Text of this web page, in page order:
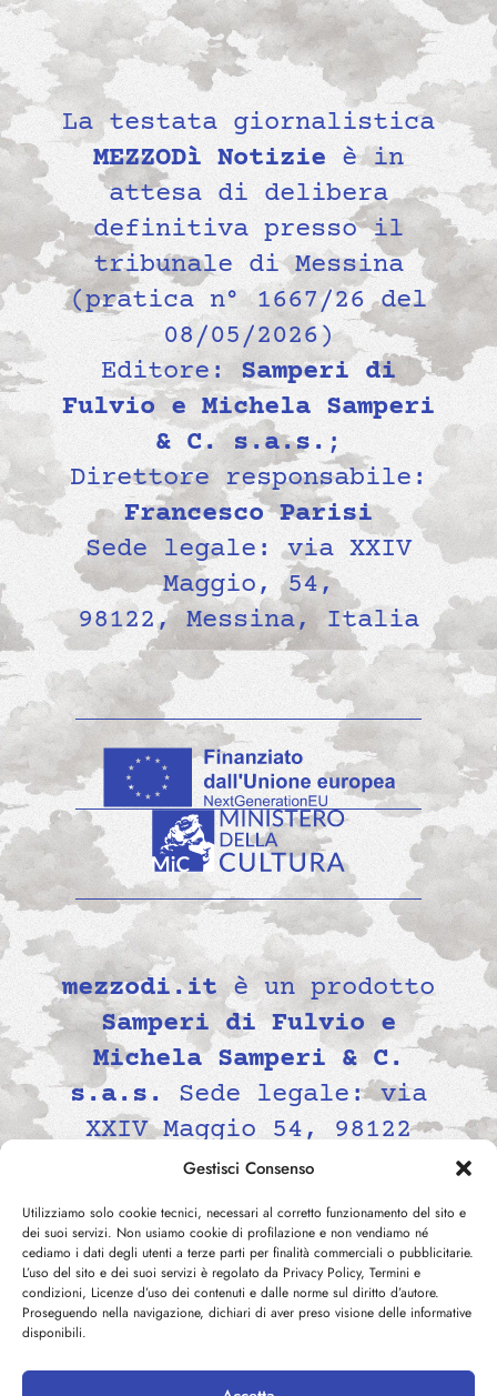
Gestisci Consenso
Utilizziamo solo cookie tecnici, necessari al corretto funzionamento del sito e
dei suoi servizi. Non usiamo cookie di profilazione e non vendiamo né
cediamo i dati degli utenti a terze parti per finalità commerciali o pubblicitarie.
L’uso del sito e dei suoi servizi è regolato da Privacy Policy, Termini e
condizioni, Licenze d’uso dei contenuti e dalle norme sul diritto d’autore.
Proseguendo nella navigazione, dichiari di aver preso visione delle informative
disponibili.
La testata giornalistica
MEZZODì Notizie è in
attesa di delibera
definitiva presso il
tribunale di Messina
(pratica n° 1667/26 del
08/05/2026)
Editore: Samperi di
Fulvio e Michela Samperi
& C. s.a.s.;
Direttore responsabile:
Francesco Parisi
Sede legale: via XXIV
Maggio, 54,
98122, Messina, Italia
mezzodi.it è un prodotto
Samperi di Fulvio e
Michela Samperi & C.
s.a.s. Sede legale: via
XXIV Maggio 54, 98122
Messina, Italia P.IVA
02139690834 -
contatti@mezzodi.it